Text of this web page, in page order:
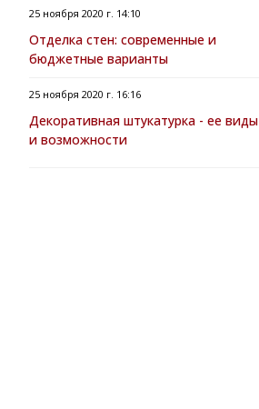
25 ноября 2020 г. 14:10
Отделка стен: современные и
бюджетные варианты
25 ноября 2020 г. 16:16
Декоративная штукатурка - ее виды
и возможности